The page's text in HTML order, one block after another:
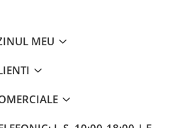
MEU